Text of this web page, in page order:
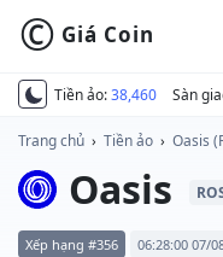
Tiền ảo:38,460 Sàn
© Giá Coin
Trang chủ › Tiền ảo › Oasis
Oasis
Xếp hạng #356 06:28:00 07/